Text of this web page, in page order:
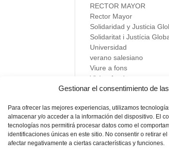
Gestionar el consentimiento de
Para ofrecer las mejores experiencias, utilizamos
almacenar y/o acceder a la información del dispositivo. El
tecnologías nos permitirá procesar datos como el
identificaciones únicas en este sitio. No consentir o retirar
afectar negativamente a ciertas características y funciones.
RECTOR MAYOR
Rector Mayor
Solidaridad y Justicia
Solidaritat i Justícia
Universidad
verano salesiano
Viure a fons
Vivir a fondo
Vocacional
Meta
Acceder
Feed de entradas
Feed de comentarios